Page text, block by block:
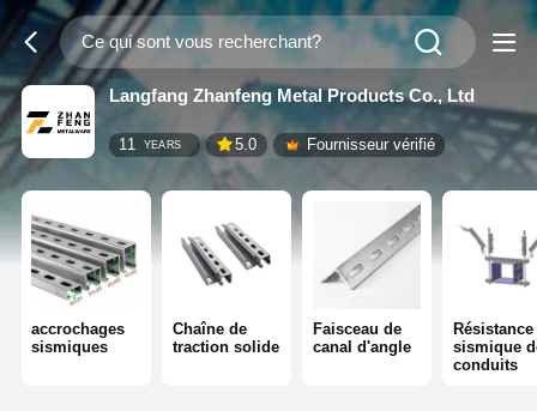
Langfang Zhanfeng Metal Products Co., Ltd
11 YEARS 5.0 Fournisseur vérifié
accrochages
sismiques
Chaîne de
traction solide
Faisceau de
canal d'angle
Résistance
sismique
conduits